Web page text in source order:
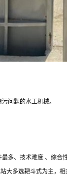
问题的水工机械。
多、技术难度 、综
大多选耙斗式为主，